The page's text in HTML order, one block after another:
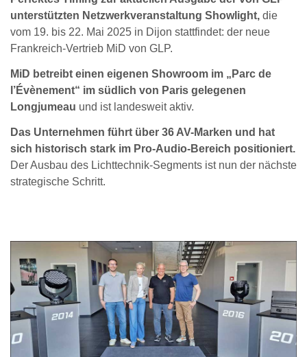
unterstützten Netzwerkveranstaltung Showlight, die
vom 19. bis 22. Mai 2025 in Dijon stattfindet: der neue
Frankreich-Vertrieb MiD von GLP.
MiD betreibt einen eigenen Showroom im „Parc de
l’Évènement“ im südlich von Paris gelegenen
Longjumeau und ist landesweit aktiv.
Das Unternehmen führt über 36 AV-Marken und hat
sich historisch stark im Pro-Audio-Bereich positioniert.
Der Ausbau des Lichttechnik-Segments ist nun der nächste
strategische Schritt.